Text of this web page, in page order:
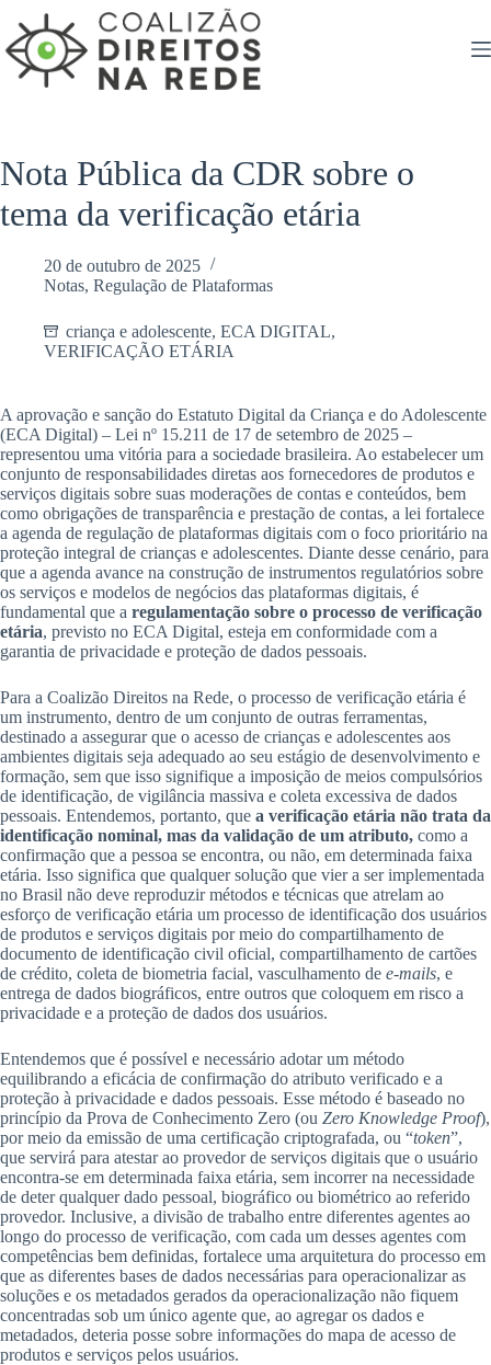
para
o
conteúdo
Nota Pública da CDR sobre o
tema da verificação etária
20 de outubro de 2025
Notas, Regulação de Plataformas
criança e adolescente, ECA DIGITAL,
VERIFICAÇÃO ETÁRIA
A aprovação e sanção do Estatuto Digital da Criança e do Adolescente
(ECA Digital) – Lei nº 15.211 de 17 de setembro de 2025 –
representou uma vitória para a sociedade brasileira. Ao estabelecer um
conjunto de responsabilidades diretas aos fornecedores de produtos e
serviços digitais sobre suas moderações de contas e conteúdos, bem
como obrigações de transparência e prestação de contas, a lei fortalece
a agenda de regulação de plataformas digitais com o foco prioritário na
proteção integral de crianças e adolescentes. Diante desse cenário, para
que a agenda avance na construção de instrumentos regulatórios sobre
os serviços e modelos de negócios das plataformas digitais, é
fundamental que a regulamentação sobre o processo de verificação
etária, previsto no ECA Digital, esteja em conformidade com a
garantia de privacidade e proteção de dados pessoais.
Para a Coalizão Direitos na Rede, o processo de verificação etária é
um instrumento, dentro de um conjunto de outras ferramentas,
destinado a assegurar que o acesso de crianças e adolescentes aos
ambientes digitais seja adequado ao seu estágio de desenvolvimento e
formação, sem que isso signifique a imposição de meios compulsórios
de identificação, de vigilância massiva e coleta excessiva de dados
pessoais. Entendemos, portanto, que a verificação etária não trata da
identificação nominal, mas da validação de um atributo, como a
confirmação que a pessoa se encontra, ou não, em determinada faixa
etária. Isso significa que qualquer solução que vier a ser implementada
no Brasil não deve reproduzir métodos e técnicas que atrelam ao
esforço de verificação etária um processo de identificação dos usuários
de produtos e serviços digitais por meio do compartilhamento de
documento de identificação civil oficial, compartilhamento de cartões
de crédito, coleta de biometria facial, vasculhamento de e-mails, e
entrega de dados biográficos, entre outros que coloquem em risco a
privacidade e a proteção de dados dos usuários.
Entendemos que é possível e necessário adotar um método
equilibrando a eficácia de confirmação do atributo verificado e a
proteção à privacidade e dados pessoais. Esse método é baseado no
princípio da Prova de Conhecimento Zero (ou Zero Knowledge Proof),
por meio da emissão de uma certificação criptografada, ou “token”,
que servirá para atestar ao provedor de serviços digitais que o usuário
encontra-se em determinada faixa etária, sem incorrer na necessidade
de deter qualquer dado pessoal, biográfico ou biométrico ao referido
provedor. Inclusive, a divisão de trabalho entre diferentes agentes ao
longo do processo de verificação, com cada um desses agentes com
competências bem definidas, fortalece uma arquitetura do processo em
que as diferentes bases de dados necessárias para operacionalizar as
soluções e os metadados gerados da operacionalização não fiquem
concentradas sob um único agente que, ao agregar os dados e
metadados, deteria posse sobre informações do mapa de acesso de
produtos e serviços pelos usuários.